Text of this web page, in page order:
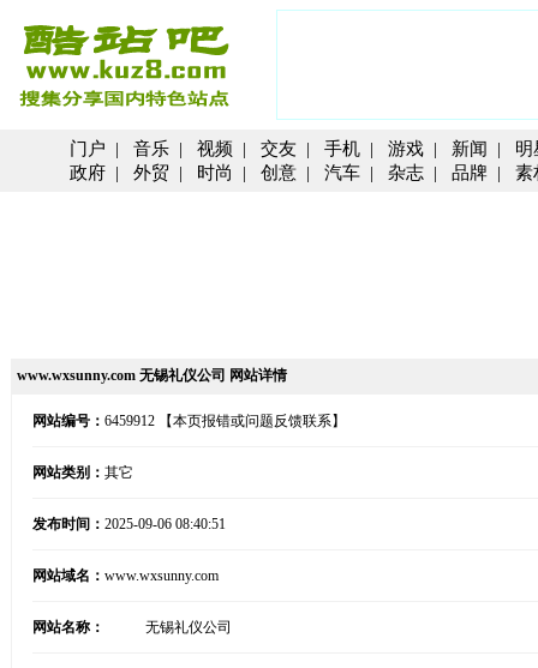
门户 | 音乐 | 视频 | 交友 | 手机 | 游戏 | 新闻 | 明
政府 | 外贸 | 时尚 | 创意 | 汽车 | 杂志 | 品牌 | 素
www.wxsunny.com 无锡礼仪公司 网站详情
网站编号： 6459912 【本页报错或问题反馈联系】
网站类别： 其它
发布时间： 2025-09-06 08:40:51
网站域名： www.wxsunny.com
网站名称： 无锡礼仪公司